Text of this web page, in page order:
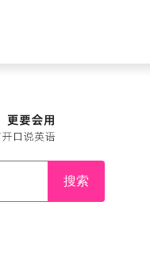
搜索